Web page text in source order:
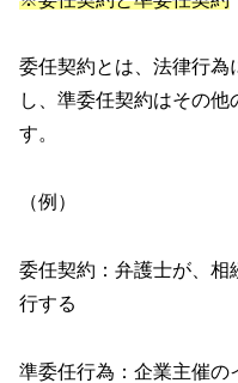
委任契約とは、法律行為
し、準委任契約はその
す。
（例）
委任契約：弁護士が、相
行する
準委任行為：企業主催の